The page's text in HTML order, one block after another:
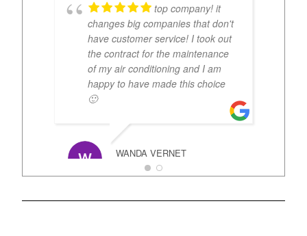
top company! it
changes big companies that don't
have customer service! I took out
the contract for the maintenance
of my air conditioning and I am
happy to have made this choice
🙂
WANDA VERNET